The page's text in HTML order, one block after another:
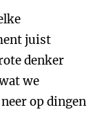
juist
denker
we
op dingen